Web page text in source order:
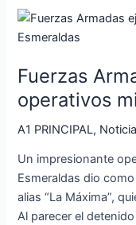
Fuerzas
operativos
A1 PRINCIPAL, Noticia
Un impresionante
Esmeraldas dio
alias “La Máxima”,
Al parecer el
Fuerzas
Armadas
operativos
militares
en
Esmeraldas